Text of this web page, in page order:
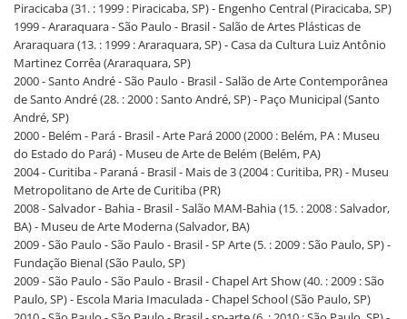
Piracicaba (31. : 1999 : Piracicaba, SP) - Engenho Central (Piracicaba, SP)
1999 - Araraquara - São Paulo - Brasil - Salão de Artes Plásticas de
Araraquara (13. : 1999 : Araraquara, SP) - Casa da Cultura Luiz Antônio
Martinez Corrêa (Araraquara, SP)
2000 - Santo André - São Paulo - Brasil - Salão de Arte Contemporânea
de Santo André (28. : 2000 : Santo André, SP) - Paço Municipal (Santo
André, SP)
2000 - Belém - Pará - Brasil - Arte Pará 2000 (2000 : Belém, PA : Museu
do Estado do Pará) - Museu de Arte de Belém (Belém, PA)
2004 - Curitiba - Paraná - Brasil - Mais de 3 (2004 : Curitiba, PR) - Museu
Metropolitano de Arte de Curitiba (PR)
2008 - Salvador - Bahia - Brasil - Salão MAM-Bahia (15. : 2008 : Salvador,
BA) - Museu de Arte Moderna (Salvador, BA)
2009 - São Paulo - São Paulo - Brasil - SP Arte (5. : 2009 : São Paulo, SP) -
Fundação Bienal (São Paulo, SP)
2009 - São Paulo - São Paulo - Brasil - Chapel Art Show (40. : 2009 : São
Paulo, SP) - Escola Maria Imaculada - Chapel School (São Paulo, SP)